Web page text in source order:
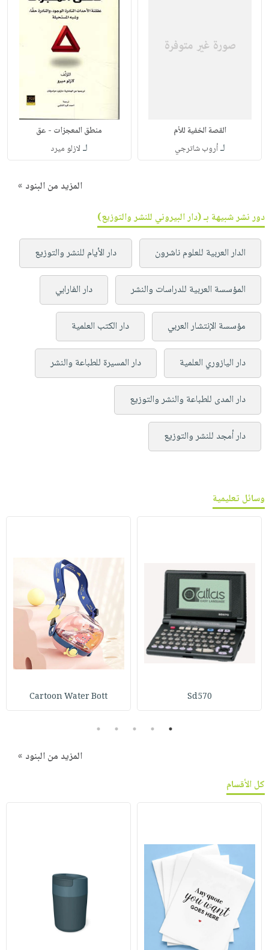
القصة الخفية للأم
لـأروب شاترجي
منطق المعجزات - عق
لـ لازلو ميرد
المزيد من البنود »
دور نشر شبيهة بـ (دار البيروني للنشر والتوزيع)
الدار العربية للعلوم ناشرون دار الأيام للنشر والتوزيع
المؤسسة العربية للدراسات والنشر دار الفارابي
مؤسسة الإنتشار العربي دار الكتب العلمية
دار اليازوري العلمية دار المسيرة للطباعة والنشر
دار المدى للطباعة والنشر والتوزيع
دار أمجد للنشر والتوزيع
وسائل تعليمية
Sd570
Cartoon Water Bott
1
2
3
4
5
المزيد من البنود »
كل الأقسام